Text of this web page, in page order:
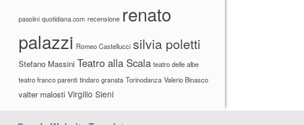
pasolini quotidiana.com recensione renato
palazzi Romeo Castellucci silvia poletti
Stefano Massini Teatro alla Scala teatro delle albe
teatro franco parenti tindaro granata Torinodanza Valerio Binasco
valter malosti Virgilio Sieni